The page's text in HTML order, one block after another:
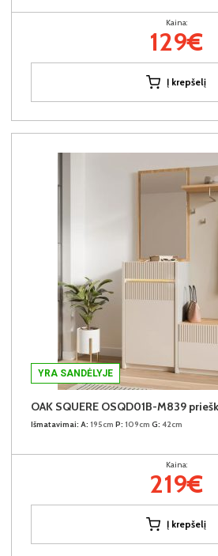
Kaina:
129€
Į krepšelį
YRA SANDĖLYJE
Išmatavimai: A: 195cm P: 109cm G: 42cm
Kaina:
219€
Į krepšelį